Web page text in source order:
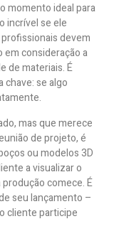
momento ideal para
incrível se ele
devem
em consideração a
de materiais. É
chave: se algo
mas que merece
de projeto, é
ou modelos 3D
a visualizar o
comece. É
seu lançamento –
cliente participe